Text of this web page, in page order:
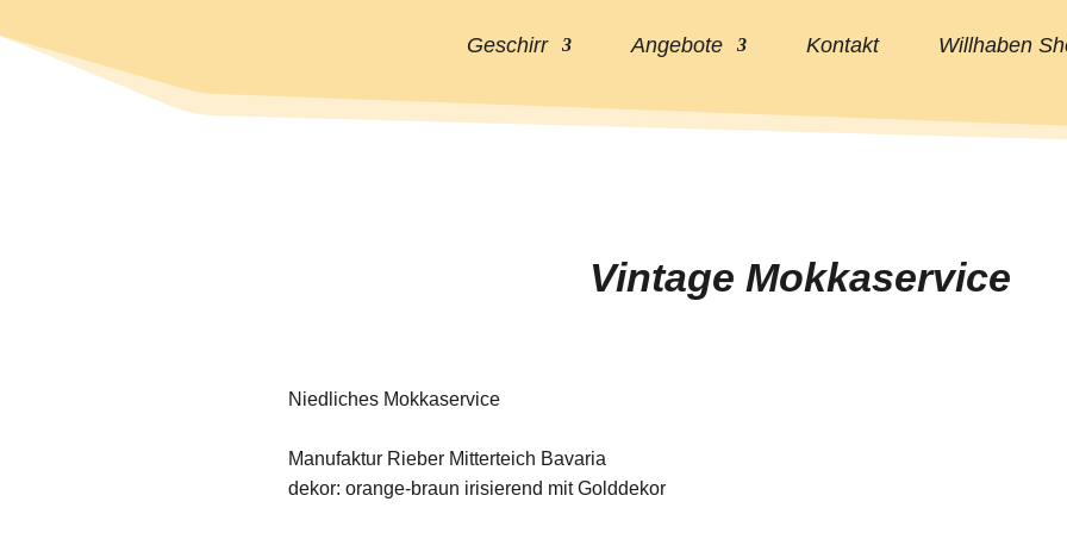
Geschirr Angebote Kontakt Willhaben
Vintage Mokkaservice
Niedliches Mokkaservice
Manufaktur Rieber Mitterteich Bavaria
dekor: orange-braun irisierend mit Golddekor